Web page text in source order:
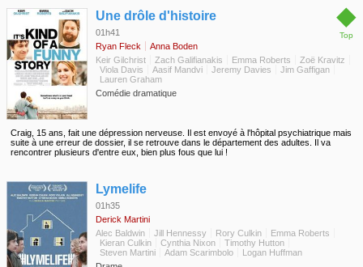
◆
Top
Une drôle d'histoire
01h41
Ryan Fleck
Anna Boden
Keir Gilchrist
Zach Galifianakis Emma Roberts
Zoë Kravitz
Viola Davis
Aasif Mandvi Jeremy Davies
Jim Gaffigan
Lauren Graham
Comédie dramatique
Craig, 15 ans, fait une dépression nerveuse. Il est envoyé à l'hôpital psychiatrique mais
suite à une erreur de dossier, il se retrouve dans le département des adultes. Il va
rencontrer plusieurs d'entre eux, bien plus fous que lui !
Lymelife
01h35
Derick Martini
Alec Baldwin
Jill Hennessy Rory Culkin
Emma Roberts
Kieran Culkin
Cynthia Nixon
Timothy Hutton
Steven Martini
Adam Scarimbolo
Logan Huffman